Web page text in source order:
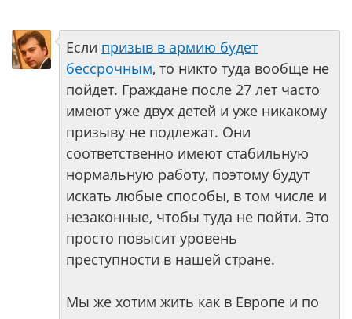
Если призыв в армию будет
бессрочным, то никто туда вообще не
пойдет. Граждане после 27 лет часто
имеют уже двух детей и уже никакому
призыву не подлежат. Они
соответственно имеют стабильную
нормальную работу, поэтому будут
искать любые способы, в том числе и
незаконные, чтобы туда не пойти. Это
просто повысит уровень
преступности в нашей стране.
Мы же хотим жить как в Европе и по